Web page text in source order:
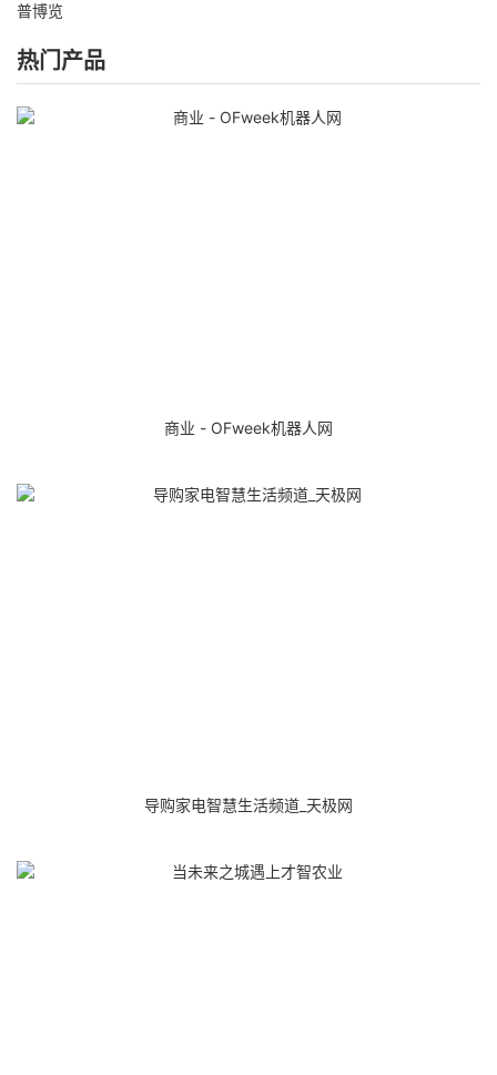
普博览
热门产品
商业 - OFweek机器人网
导购家电智慧生活频道_天极网